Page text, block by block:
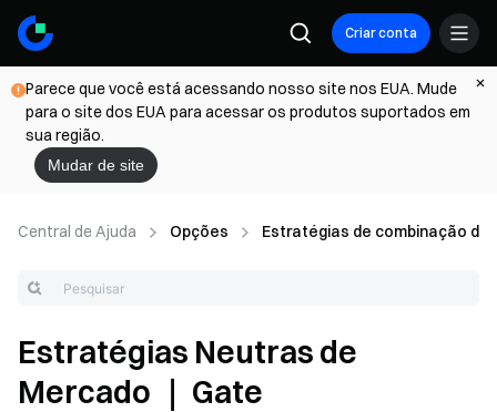
Criar conta
Parece que você está acessando nosso site nos EUA. Mude
para o site dos EUA para acessar os produtos suportados em
sua região.
Mudar de site
Central de Ajuda Opções Estratégias de combinação de
Estratégias Neutras de
Mercado ｜ Gate